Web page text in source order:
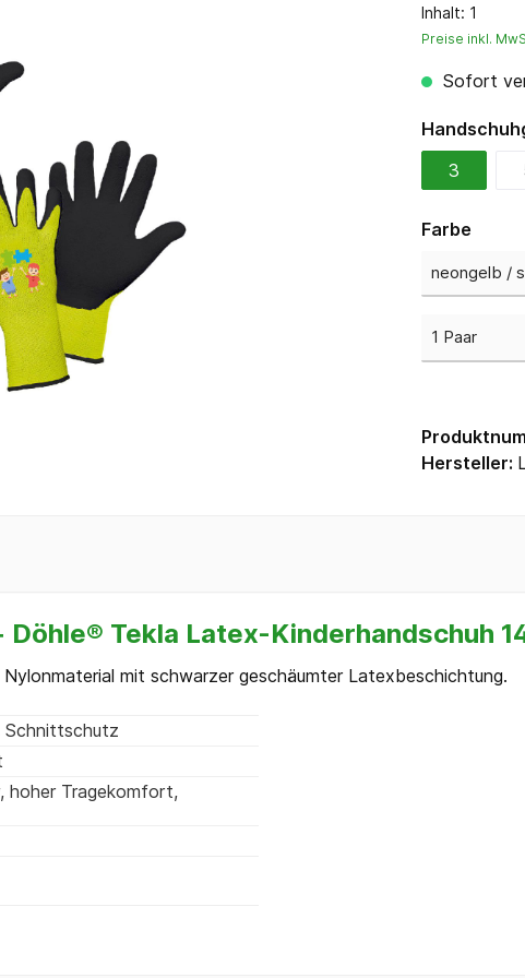
Sweater, Hemden & Co.
Inhalt: 1
Preise inkl.
Sofort
3
Farbe
Hersteller:
Tekla Latex-Kinderhandschuh
mit schwarzer geschäumter Latexbeschichtung.
Schnittschutz
, hoher Tragekomfort,